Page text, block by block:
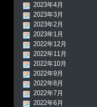
2023年4月
2023年3月
2023年2月
2023年1月
2022年12月
2022年11月
2022年10月
2022年9月
2022年8月
2022年7月
2022年6月